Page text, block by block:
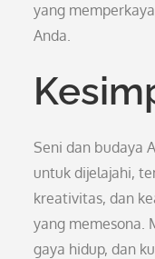
yang
Anda.
Seni dan budaya
untuk dijelajahi,
kreativitas, dan
yang memesona.
gaya hidup, dan